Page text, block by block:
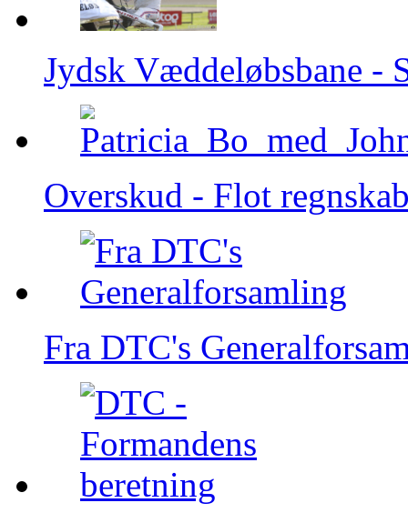
Jydsk Væddeløbsbane -
Overskud - Flot
Fra DTC's